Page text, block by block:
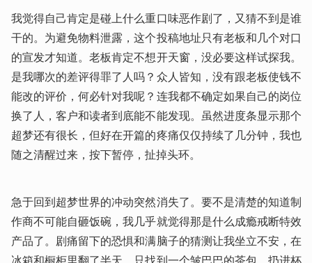
我觉得自己肯定是碰上什么重口味恶作剧了，又猜不到是谁
干的。为避免物料泄露，这个投稿地址只有老板和几个对口
的宣发才知道。老板肯定不想开天窗，没必要这样试探我。
是我哪次的差评得罪了人吗？众人皆知，没有跟老板使钱不
能改的评价，何必针对我呢？连我都不确定如果自己的岗位
换了人，客户和读者到底能不能发现。虽然进度条显示那个
超梦还有很长，但好在开篇的疼痛仅仅持续了几分钟，我也
随之清醒过来，按下暂停，扯掉头环。
急于回到超梦世界的冲动突然消失了。要不是清楚的知道制
作商不可能自砸饭碗，我几乎就觉得那是什么成瘾戒断特效
产品了。剧痛留下的恐惧和满脑子的猜测让我坐立不安，在